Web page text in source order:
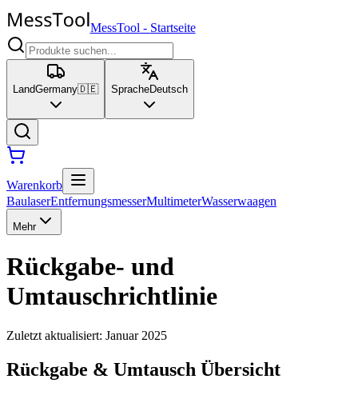
MessTool - Startseite
LandGermany🇩🇪 SpracheDeutsch
Warenkorb
BaulaserEntfernungsmesserMultimeterWasserwaagen
Mehr
Rückgabe- und
Umtauschrichtlinie
Zuletzt aktualisiert: Januar 2025
Rückgabe & Umtausch Übersicht